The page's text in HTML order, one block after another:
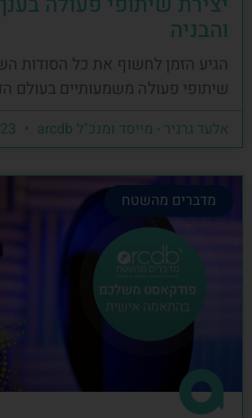
והבניה
הגיע הזמן לחשוף את כל הסודות
שיתופי פעולה משמעותיים בעולם
אלעד גרגיר - מייסד ומנכ"ל arcdb
מדברים מהשטח